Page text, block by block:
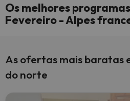
Os melhores
Fevereiro - Alpes
As ofertas mais baratas
do norte